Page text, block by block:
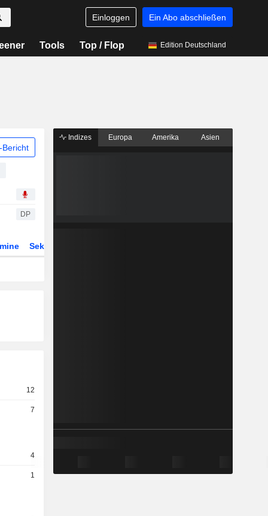
Einloggen Ein Abo abschließen
Tools Top / Flop Edition Deutschland
Bericht
DP
Sektor
12
7
4
1
Indizes Europa Amerika Asien